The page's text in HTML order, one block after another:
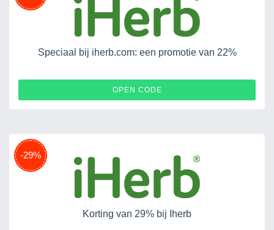
Speciaal bij iherb.com: een promotie van 22%
OPEN CODE
-29%
Korting van 29% bij Iherb